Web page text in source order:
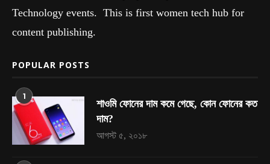
Technology events. This is first women tech hub for
content publishing.
POPULAR POSTS
1
শাওমি ফোনের দাম কমে গেছে, কোন ফোনের কত
দাম?
আগস্ট ৫, ২০১৮